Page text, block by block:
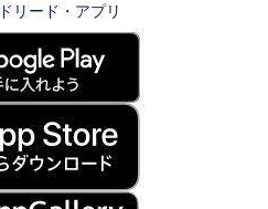
リード・アプリ